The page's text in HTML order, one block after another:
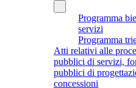
Programma
servizi
Programma
Atti relativi alle
pubblici di servizi,
pubblici di
concessioni